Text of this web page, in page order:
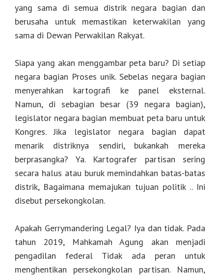
yang sama di semua distrik negara bagian dan
berusaha untuk memastikan keterwakilan yang
sama di Dewan Perwakilan Rakyat.
Siapa yang akan menggambar peta baru? Di setiap
negara bagian Proses unik. Sebelas negara bagian
menyerahkan kartografi ke panel eksternal.
Namun, di sebagian besar (39 negara bagian),
legislator negara bagian membuat peta baru untuk
Kongres. Jika legislator negara bagian dapat
menarik distriknya sendiri, bukankah mereka
berprasangka? Ya. Kartografer partisan sering
secara halus atau buruk memindahkan batas-batas
distrik, Bagaimana memajukan tujuan politik .. Ini
disebut persekongkolan.
Apakah Gerrymandering Legal? Iya dan tidak. Pada
tahun 2019, Mahkamah Agung akan menjadi
pengadilan federal Tidak ada peran untuk
menghentikan persekongkolan partisan. Namun,